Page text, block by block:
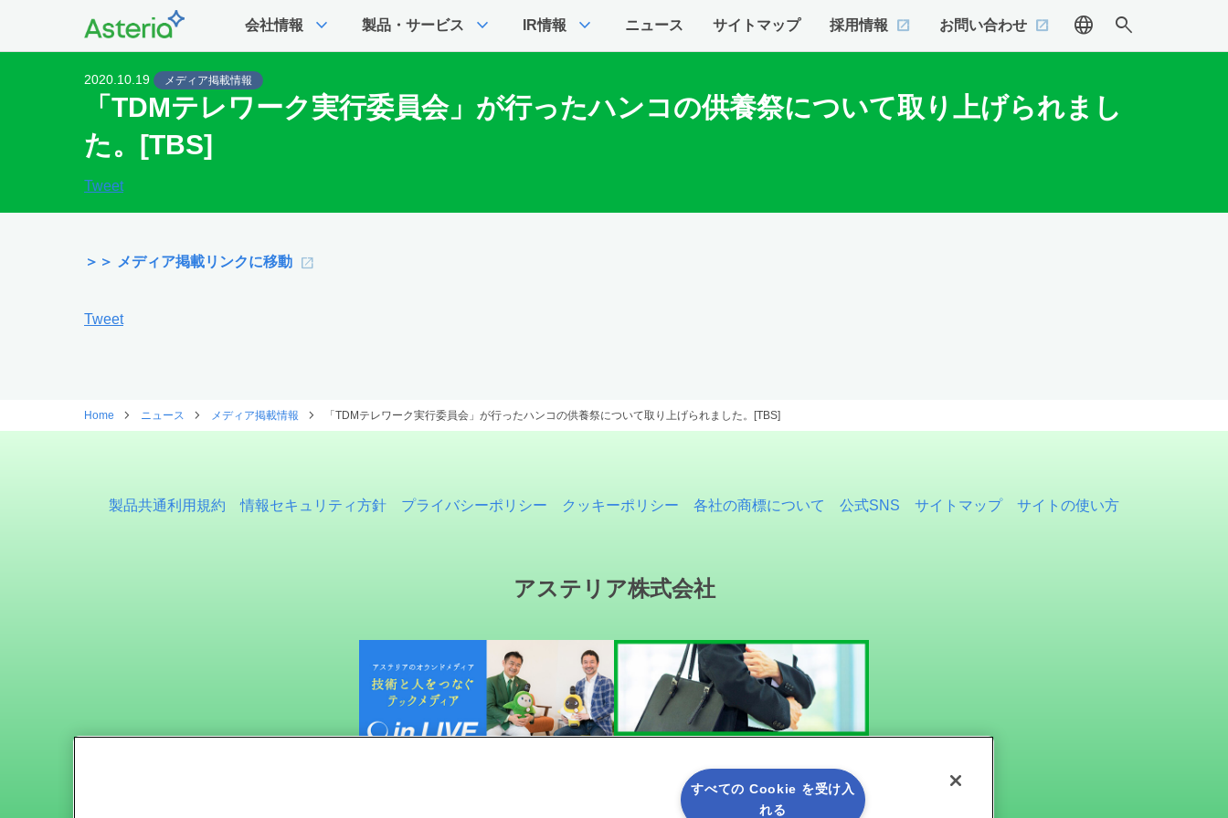
会社情報 expand_more 製品・サービス expand_more IR情報 expand_more ニュース サイトマップ 採用情報 お問い合わせ language search
2020.10.19 メディア掲載情報
「TDMテレワーク実行委員会」が行ったハンコの供養祭について取り上げられまし
た。[TBS]
Tweet
＞＞ メディア掲載リンクに移動
Tweet
Home ニュース メディア掲載情報 「TDMテレワーク実行委員会」が行ったハンコの供養祭について取り上げられました。[TBS]
製品共通利用規約 情報セキュリティ方針 プライバシーポリシー クッキーポリシー 各社の商標について 公式SNS サイトマップ サイトの使い方
アステリア株式会社
すべての Cookie を受け入
れる